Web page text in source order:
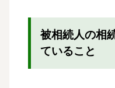
被相続人の相
ていること